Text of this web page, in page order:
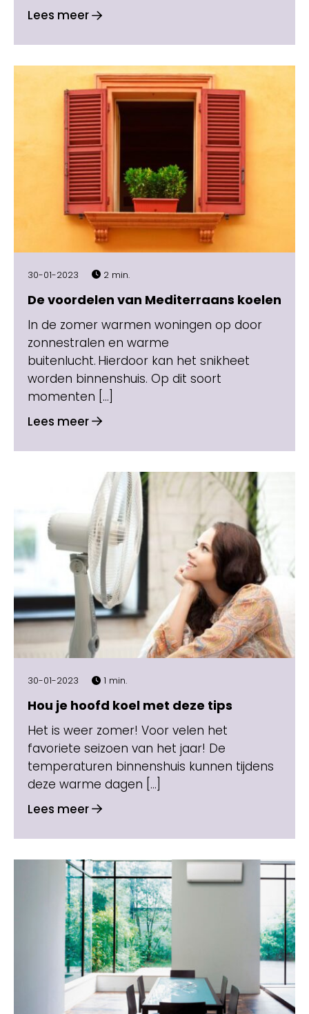
Lees meer
30-01-2023 2 min.
De voordelen van Mediterraans koelen
In de zomer warmen woningen op door
zonnestralen en warme
buitenlucht. Hierdoor kan het snikheet
worden binnenshuis. Op dit soort
momenten […]
Lees meer
30-01-2023 1 min.
Hou je hoofd koel met deze tips
Het is weer zomer! Voor velen het
favoriete seizoen van het jaar! De
temperaturen binnenshuis kunnen tijdens
deze warme dagen […]
Lees meer